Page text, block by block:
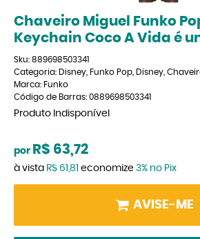
Chaveiro Miguel Funko
Keychain Coco A Vida é
Sku: 889698503341
Categoria: Disney Funko Pop Disney
Marca: Funko
Código de Barras: 0889698503341
Produto Indisponível
por R$ 63,72
à vista R$ 61,81 economize 3% no Pix
AVISE-ME